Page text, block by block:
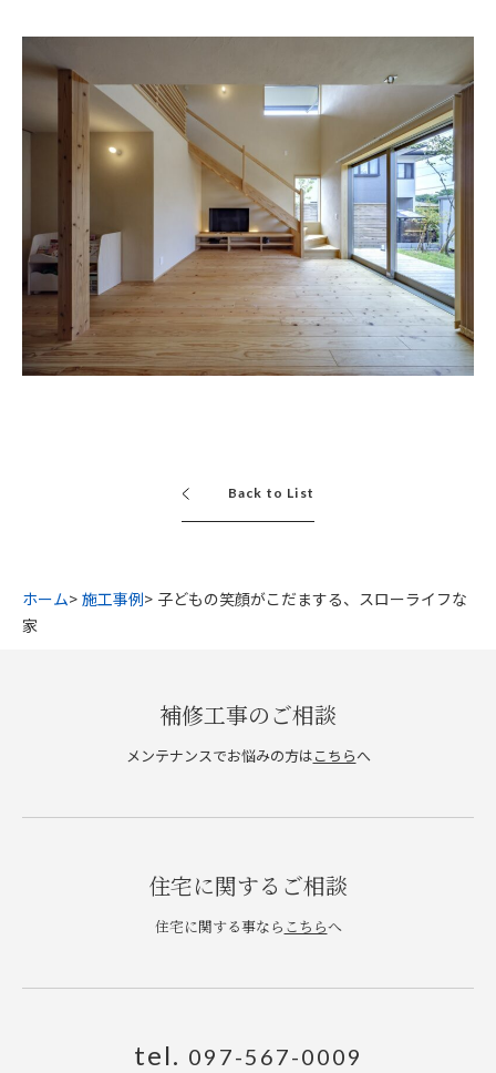
Back to List
ホーム 施工事例
子どもの笑顔がこだまする、スローライフな
家
補修工事のご相談
メンテナンスでお悩みの方はこちらへ
住宅に関するご相談
住宅に関する事なら こちらへ
tel. 097-567-0009